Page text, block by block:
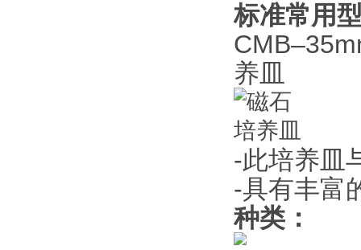
标准常用
养皿
-此培养皿
-具有丰富
种类：